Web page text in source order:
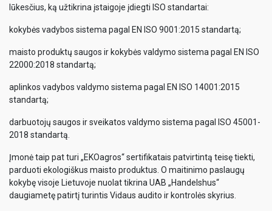
lūkesčius, ką užtikrina įstaigoje įdiegti ISO standartai:
kokybės vadybos sistema pagal EN ISO 9001:2015 standartą;
maisto produktų saugos ir kokybės valdymo sistema pagal EN ISO
22000:2018 standartą;
aplinkos vadybos valdymo sistema pagal EN ISO 14001:2015
standartą;
darbuotojų saugos ir sveikatos valdymo sistema pagal ISO 45001-
2018 standartą.
Įmonė taip pat turi „EKOagros“ sertifikatais patvirtintą teisę tiekti,
parduoti ekologiškus maisto produktus. O maitinimo paslaugų
kokybę visoje Lietuvoje nuolat tikrina UAB „Handelshus“
daugiametę patirtį turintis Vidaus audito ir kontrolės skyrius.